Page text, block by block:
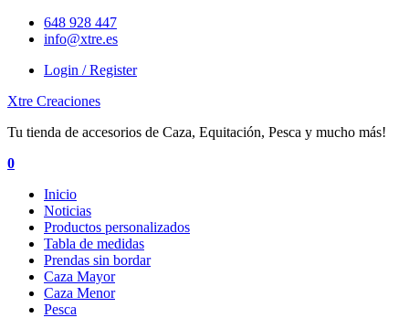
648 928 447
info@xtre.es
Login / Register
Xtre Creaciones
Tu tienda de accesorios de Caza, Equitación, Pesca y mucho más!
0
Inicio
Noticias
Productos personalizados
Tabla de medidas
Prendas sin bordar
Caza Mayor
Caza Menor
Pesca